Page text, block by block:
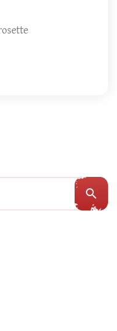
search